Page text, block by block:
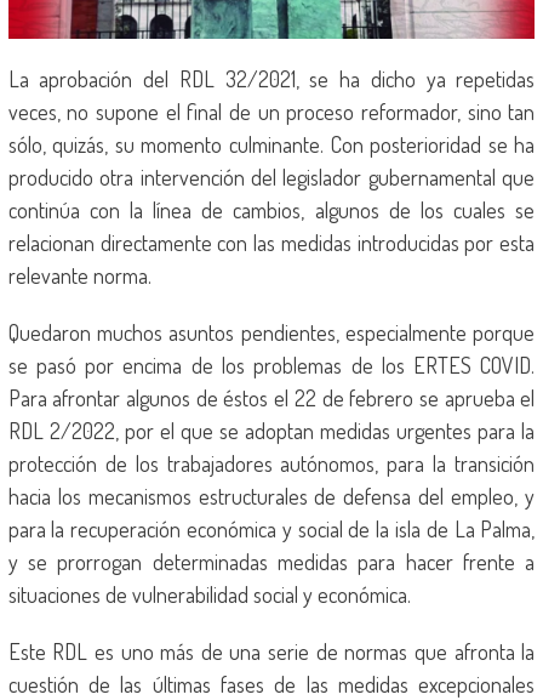
La aprobación del RDL 32/2021, se ha dicho ya repetidas
veces, no supone el final de un proceso reformador, sino tan
sólo, quizás, su momento culminante. Con posterioridad se ha
producido otra intervención del legislador gubernamental que
continúa con la línea de cambios, algunos de los cuales se
relacionan directamente con las medidas introducidas por esta
relevante norma.
Quedaron muchos asuntos pendientes, especialmente porque
se pasó por encima de los problemas de los ERTES COVID.
Para afrontar algunos de éstos el 22 de febrero se aprueba el
RDL 2/2022, por el que se adoptan medidas urgentes para la
protección de los trabajadores autónomos, para la transición
hacia los mecanismos estructurales de defensa del empleo, y
para la recuperación económica y social de la isla de La Palma,
y se prorrogan determinadas medidas para hacer frente a
situaciones de vulnerabilidad social y económica.
Este RDL es uno más de una serie de normas que afronta la
cuestión de las últimas fases de las medidas excepcionales